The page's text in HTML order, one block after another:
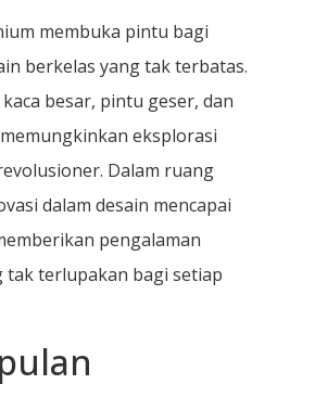
membuka pintu bagi
berkelas yang tak terbatas.
besar, pintu geser, dan
eksplorasi
Dalam ruang
dalam desain mencapai
pengalaman
tak terlupakan bagi setiap